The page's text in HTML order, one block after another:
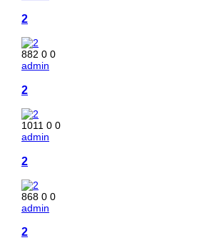
2
882 0 0
admin
2
1011 0 0
admin
2
868 0 0
admin
2